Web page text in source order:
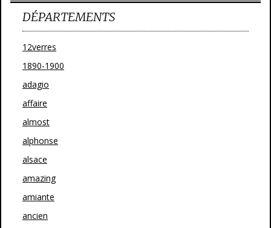
DÉPARTEMENTS
12verres
1890-1900
adagio
affaire
almost
alphonse
alsace
amazing
amiante
ancien